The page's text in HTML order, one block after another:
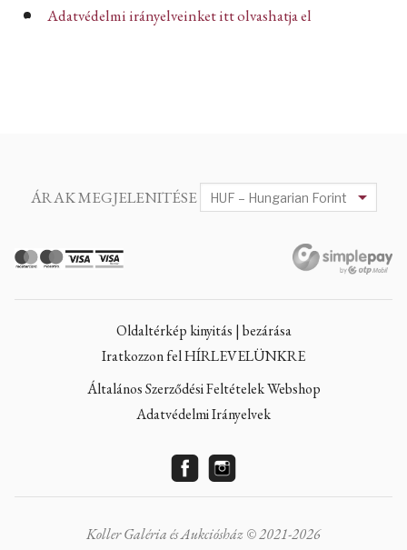
Adatvédelmi irányelveinket itt olvashatja el
ÁRAK MEGJELENITÉSE
Oldaltérkép kinyitás | bezárása
Iratkozzon fel HÍRLEVELÜNKRE
Általános Szerződési Feltételek Webshop
Adatvédelmi Irányelvek
Koller Galéria és Aukciósház © 2021-2026